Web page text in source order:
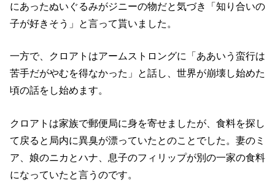
にあったぬいぐるみがジニーの物だと気づき「知り合いの
子が好きそう」と言って貰いました。
一方で、クロアトはアームストロングに「ああいう蛮行は
苦手だがやむを得なかった」と話し、世界が崩壊し始めた
頃の話をし始めます。
クロアトは家族で郵便局に身を寄せましたが、食料を探し
て戻ると局内に異臭が漂っていたとのことでした。妻のミ
ア、娘のニカとハナ、息子のフィリップが別の一家の食料
になっていたと言うのです。